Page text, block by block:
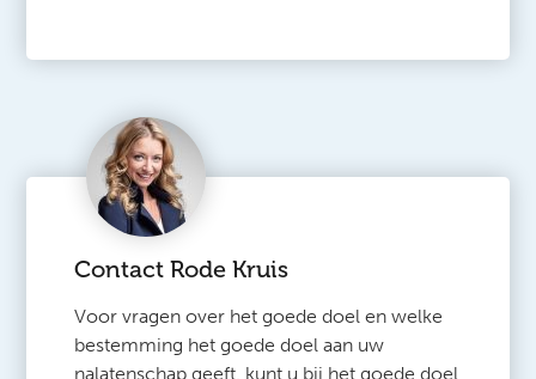
Contact Rode Kruis
Voor vragen over het goede doel en welke
bestemming het goede doel aan uw
nalatenschap geeft, kunt u bij het goede doel